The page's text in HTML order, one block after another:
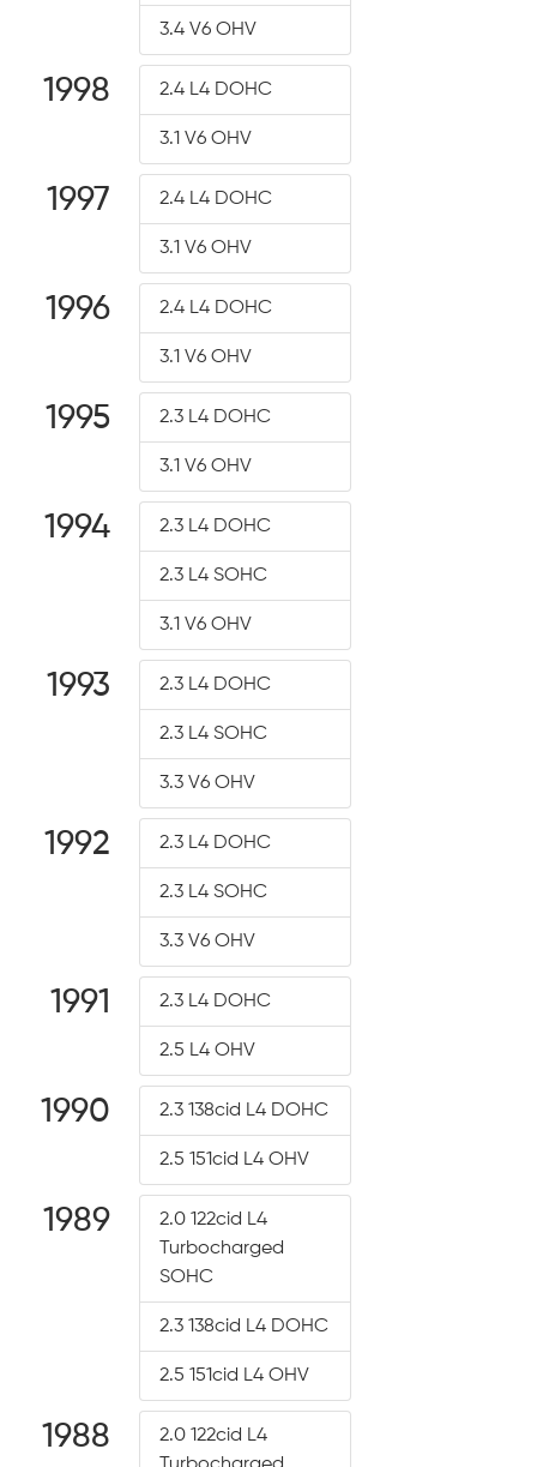
3.4 V6 OHV
1998 2.4 L4 DOHC
3.1 V6 OHV
1997 2.4 L4 DOHC
3.1 V6 OHV
1996 2.4 L4 DOHC
3.1 V6 OHV
1995 2.3 L4 DOHC
3.1 V6 OHV
1994 2.3 L4 DOHC
2.3 L4 SOHC
3.1 V6 OHV
1993 2.3 L4 DOHC
2.3 L4 SOHC
3.3 V6 OHV
1992 2.3 L4 DOHC
2.3 L4 SOHC
3.3 V6 OHV
1991 2.3 L4 DOHC
2.5 L4 OHV
1990 2.3 138cid L4 DOHC
2.5 151cid L4 OHV
1989
2.0 122cid L4
Turbocharged
SOHC
2.3 138cid L4 DOHC
2.5 151cid L4 OHV
1988
2.0 122cid L4